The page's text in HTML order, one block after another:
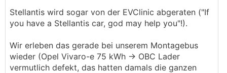
Stellantis wird sogar von der EVClinic abgeraten ("If
you have a Stellantis car, god may help you"!).
Wir erleben das gerade bei unserem Montagebus
wieder (Opel Vivaro-e 75 kWh -> OBC Lader
vermutlich defekt, das hatten damals die ganzen